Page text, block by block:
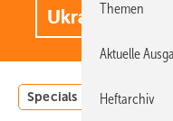
Specials
Themen
Aktuelle
Heftarchiv